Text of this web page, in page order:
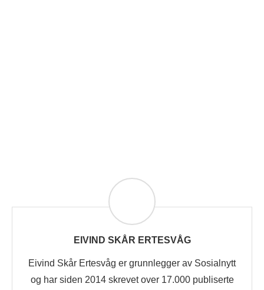
EIVIND SKÅR ERTESVÅG
Eivind Skår Ertesvåg er grunnlegger av Sosialnytt
og har siden 2014 skrevet over 17.000 publiserte